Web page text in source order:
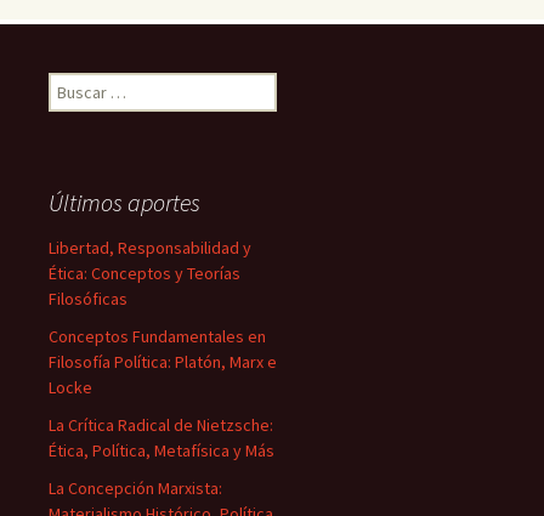
Buscar:
Últimos aportes
Libertad, Responsabilidad y
Ética: Conceptos y Teorías
Filosóficas
Conceptos Fundamentales en
Filosofía Política: Platón, Marx e
Locke
La Crítica Radical de Nietzsche:
Ética, Política, Metafísica y Más
La Concepción Marxista: